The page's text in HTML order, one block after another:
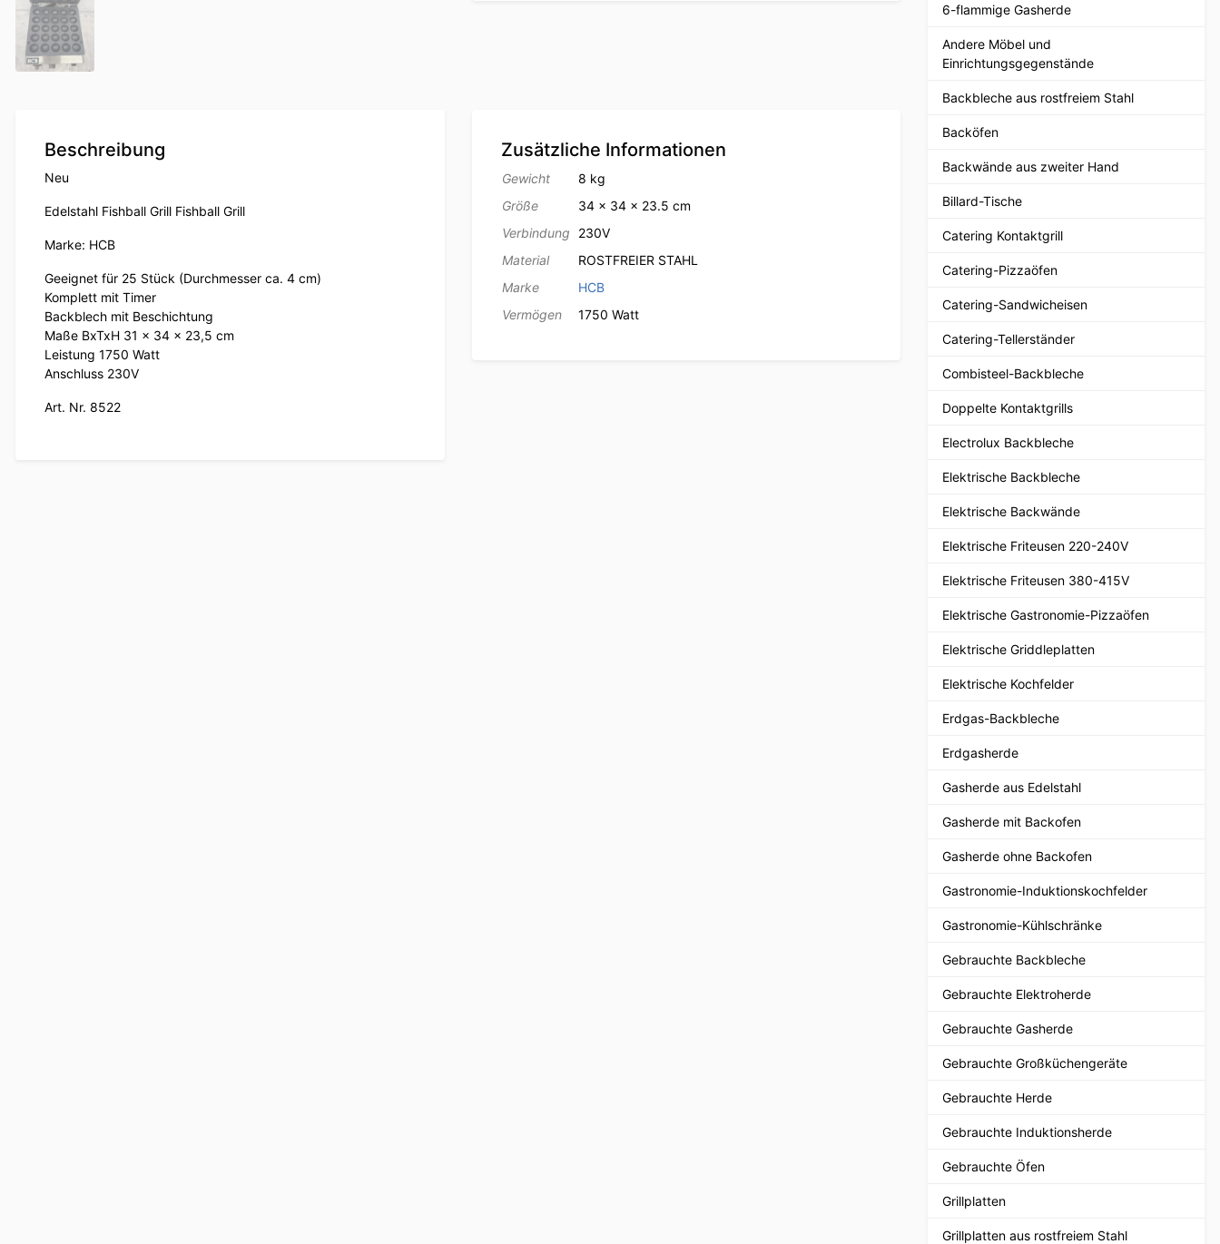
Beschreibung
Neu
Edelstahl Fishball Grill Fishball Grill
Marke: HCB
Geeignet für 25 Stück (Durchmesser ca. 4 cm)
Komplett mit Timer
Backblech mit Beschichtung
Maße BxTxH 31 x 34 x 23,5 cm
Leistung 1750 Watt
Anschluss 230V
Art. Nr. 8522
Zusätzliche Informationen
Gewicht
8 kg
Größe
34 × 34 × 23.5 cm
Verbindung
230V
Material
ROSTFREIER STAHL
Marke
HCB
Vermögen
1750 Watt
6-flammige Gasherde
Andere Möbel und
Einrichtungsgegenstände
Backbleche aus rostfreiem Stahl
Backöfen
Backwände aus zweiter Hand
Billard-Tische
Catering Kontaktgrill
Catering-Pizzaöfen
Catering-Sandwicheisen
Catering-Tellerständer
Combisteel-Backbleche
Doppelte Kontaktgrills
Electrolux Backbleche
Elektrische Backbleche
Elektrische Backwände
Elektrische Friteusen 220-240V
Elektrische Friteusen 380-415V
Elektrische Gastronomie-Pizzaöfen
Elektrische Griddleplatten
Elektrische Kochfelder
Erdgas-Backbleche
Erdgasherde
Gasherde aus Edelstahl
Gasherde mit Backofen
Gasherde ohne Backofen
Gastronomie-Induktionskochfelder
Gastronomie-Kühlschränke
Gebrauchte Backbleche
Gebrauchte Elektroherde
Gebrauchte Gasherde
Gebrauchte Großküchengeräte
Gebrauchte Herde
Gebrauchte Induktionsherde
Gebrauchte Öfen
Grillplatten
Grillplatten aus rostfreiem Stahl